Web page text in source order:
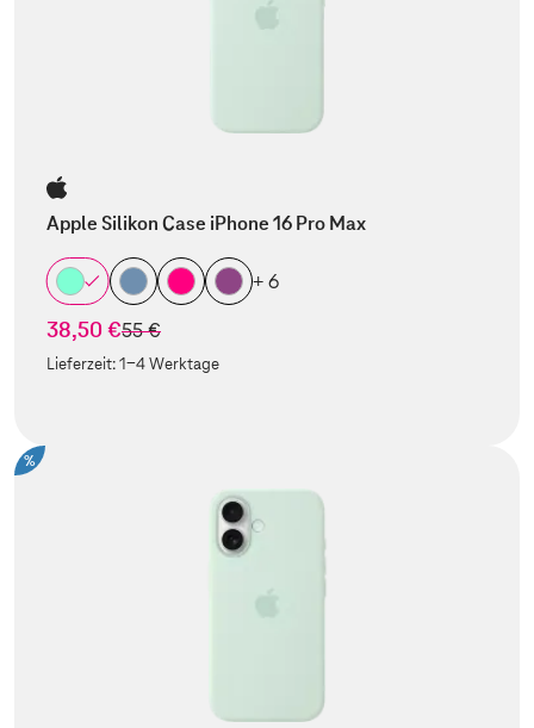
Apple Silikon Case iPhone 16 Pro Max
+ 6
38,50 €statt
55 €
Lieferzeit:1-4 Werktage
%